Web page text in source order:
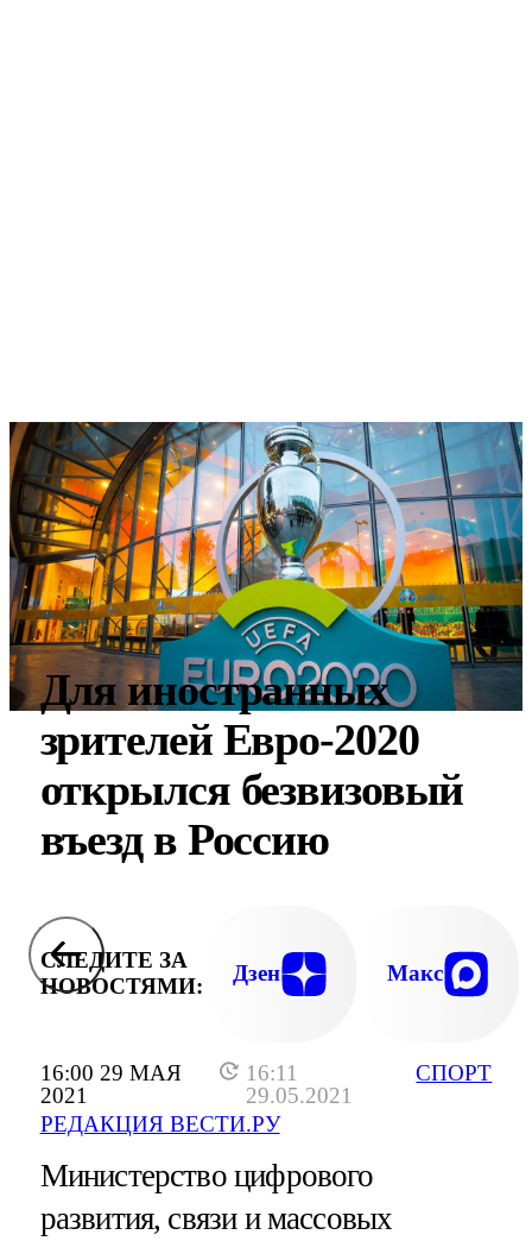
16:00 29 МАЯ
2021
16:11
29.05.2021
РЕДАКЦИЯ ВЕСТИ.РУ
СПОРТ
Для иностранных
зрителей Евро-2020
открылся безвизовый
въезд в Россию
СЛЕДИТЕ ЗА
НОВОСТЯМИ:
Дзен Макс
Министерство цифрового
развития, связи и массовых